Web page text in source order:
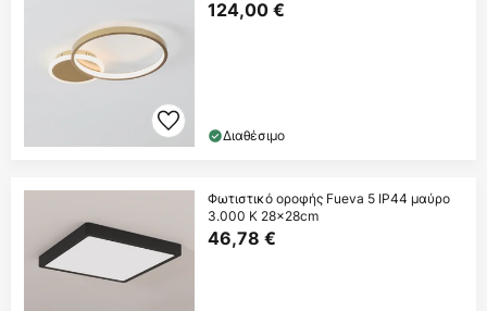
124,00 €
Διαθέσιμο
Φωτιστικό οροφής Fueva 5 IP44 μαύρο
3.000 K 28x28cm
46,78 €